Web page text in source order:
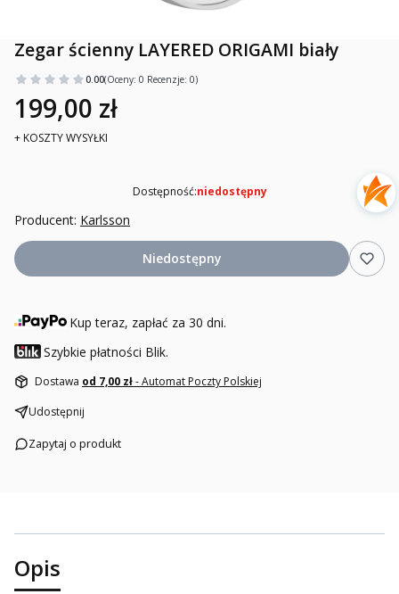
Zegar ścienny LAYERED ORIGAMI biały
0.00(Oceny: 0 Recenzje: 0)
199,00 zł
+ KOSZTY WYSYŁKI
Dostępność:niedostępny
Producent: Karlsson
Niedostępny
Kup teraz, zapłać za 30 dni.
Szybkie płatności Blik.
Dostawa od 7,00 zł- Automat Poczty Polskiej
Udostępnij
Zapytaj o produkt
Opis